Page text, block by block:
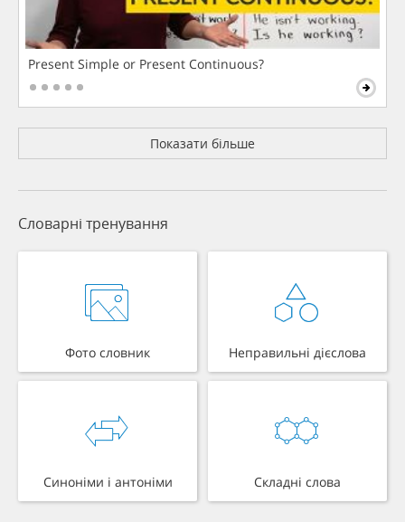
Present Simple or Present Continuous?
Показати більше
Словарні тренування
Фото словник Неправильні дієслова
Синоніми і антоніми Складні слова